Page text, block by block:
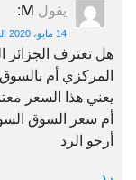
يقول M
:
14 مايو، 2020 الساعة 1:14 ص
هل تعترف الجزائر
المركزي أم
يعني هذا السعر
أم سعر السوق
أرجو الرد
رد